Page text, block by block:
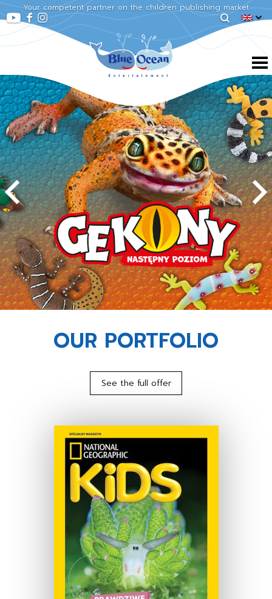
Your competent partner on the children publishing market
OUR PORTFOLIO
See the full offer